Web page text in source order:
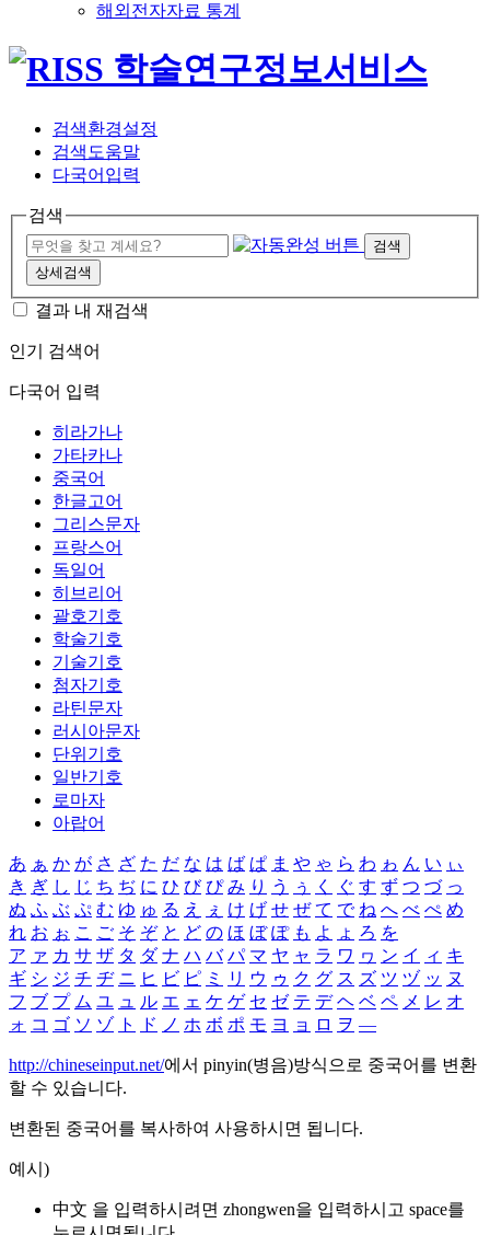
해외전자자료 통계
검색환경설정
검색도움말
다국어입력
검색
검색
상세검색
결과 내 재검색
인기 검색어
다국어 입력
히라가나
가타카나
중국어
한글고어
그리스문자
프랑스어
독일어
히브리어
괄호기호
학술기호
기술기호
첨자기호
라틴문자
러시아문자
단위기호
일반기호
로마자
아랍어
あ ぁ か が さ ざ た だ な は ば ぱ ま や ゃ ら わ ゎ ん い ぃ
き ぎ し じ ち ぢ に ひ び ぴ み り う ぅ く ぐ す ず つ づ っ
ぬ ふ ぶ ぷ む ゆ ゅ る え ぇ け げ せ ぜ て で ね へ べ ぺ め
れ お ぉ こ ご そ ぞ と ど の ほ ぼ ぽ も よ ょ ろ を
ア ァ カ サ ザ タ ダ ナ ハ バ パ マ ヤ ャ ラ ワ ヮ ン イ ィ キ
ギ シ ジ チ ヂ ニ ヒ ビ ピ ミ リ ウ ゥ ク グ ス ズ ツ ヅ ッ ヌ
フ ブ プ ム ユ ュ ル エ ェ ケ ゲ セ ゼ テ デ ヘ ベ ペ メ レ オ
ォ コ ゴ ソ ゾ ト ド ノ ホ ボ ポ モ ヨ ョ ロ ヲ ―
http://chineseinput.net/에서 pinyin(병음)방식으로 중국어를 변환
할 수 있습니다.
변환된 중국어를 복사하여 사용하시면 됩니다.
예시)
中文 을 입력하시려면 zhongwen을 입력하시고 space를